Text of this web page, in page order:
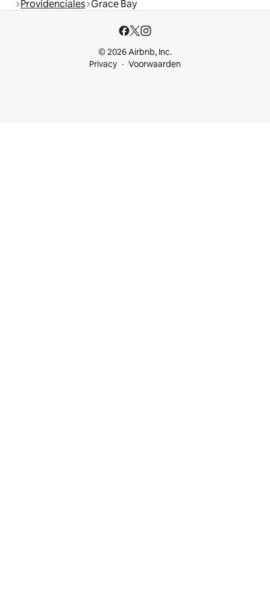
Providenciales Grace Bay
© 2026 Airbnb, Inc.
Privacy
Voorwaarden